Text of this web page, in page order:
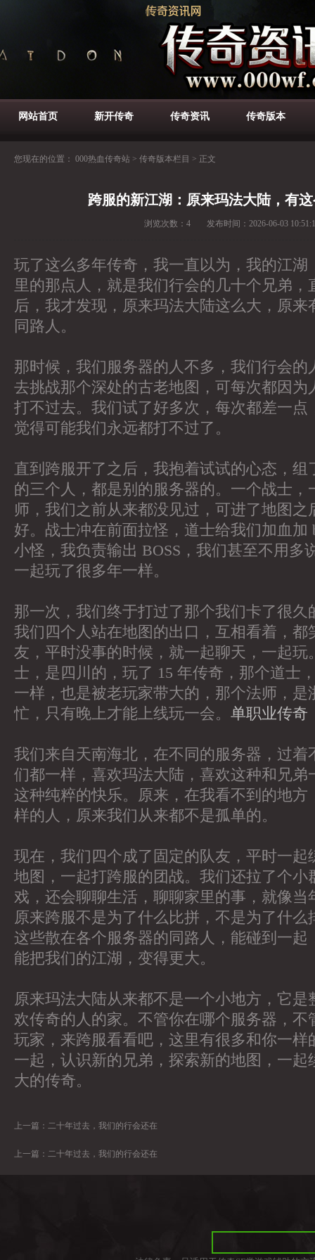
网站首页 新开传奇 传奇资讯 传奇版本
您现在的位置： 000热血传奇站 > 传奇版本栏目 > 正文
跨服的新江湖：原来玛法大陆，有
浏览次数： 4 发布时间： 2026-06-03
玩了这么多年传奇，我一直以为，我的江湖
里的那点人，就是我们行会的几十个兄弟，
后，我才发现，原来玛法大陆这么大，原来
同路人。
那时候，我们服务器的人不多，我们行会的
去挑战那个深处的古老地图，可每次都因为
打不过去。我们试了好多次，每次都差一点
觉得可能我们永远都打不过了。
直到跨服开了之后，我抱着试试的心态，组
的三个人，都是别的服务器的。一个战士，
师，我们之前从来都没见过，可进了地图之
好。战士冲在前面拉怪，道士给我们加血加
小怪，我负责输出 BOSS，我们甚至不用多
一起玩了很多年一样。
那一次，我们终于打过了那个我们卡了很久
我们四个人站在地图的出口，互相看着，都
友，平时没事的时候，就一起聊天，一起玩
士，是四川的，玩了 15 年传奇，那个道士
一样，也是被老玩家带大的，那个法师，是
忙，只有晚上才能上线玩一会。 单职业传奇
我们来自天南海北，在不同的服务器，过着
们都一样，喜欢玛法大陆，喜欢这种和兄弟
这种纯粹的快乐。原来，在我看不到的地方
样的人，原来我们从来都不是孤单的。
现在，我们四个成了固定的队友，平时一起
地图，一起打跨服的团战。我们还拉了个小
戏，还会聊聊生活，聊聊家里的事，就像当
原来跨服不是为了什么比拼，不是为了什么
这些散在各个服务器的同路人，能碰到一起
能把我们的江湖，变得更大。
原来玛法大陆从来都不是一个小地方，它是
欢传奇的人的家。不管你在哪个服务器，不
玩家，来跨服看看吧，这里有很多和你一样
一起，认识新的兄弟，探索新的地图，一起
大的传奇。
上一篇： 二十年过去，我们的行会还在
上一篇： 二十年过去，我们的行会还在